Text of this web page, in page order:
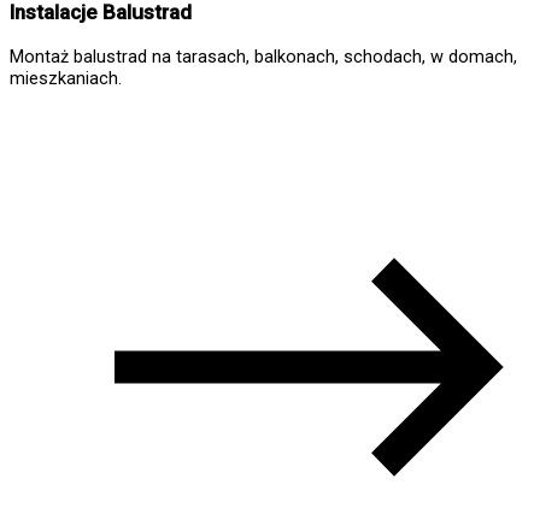
Instalacje Balustrad
Montaż balustrad na tarasach, balkonach, schodach, w domach,
mieszkaniach.